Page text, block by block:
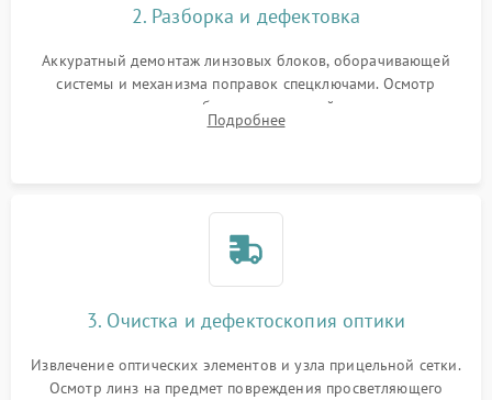
2. Разборка и дефектовка
Аккуратный демонтаж линзовых блоков, оборачивающей
системы и механизма поправок спецключами. Осмотр
внутренних резьбовых соединений, пружин и
уплотнительных колец. Поиск причин люфта, смещения
Подробнее
3. Очистка и дефектоскопия оптики
Извлечение оптических элементов и узла прицельной сетки.
Осмотр линз на предмет повреждения просветляющего